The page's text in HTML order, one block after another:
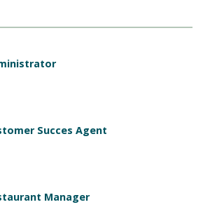
Succes Agent
Manager